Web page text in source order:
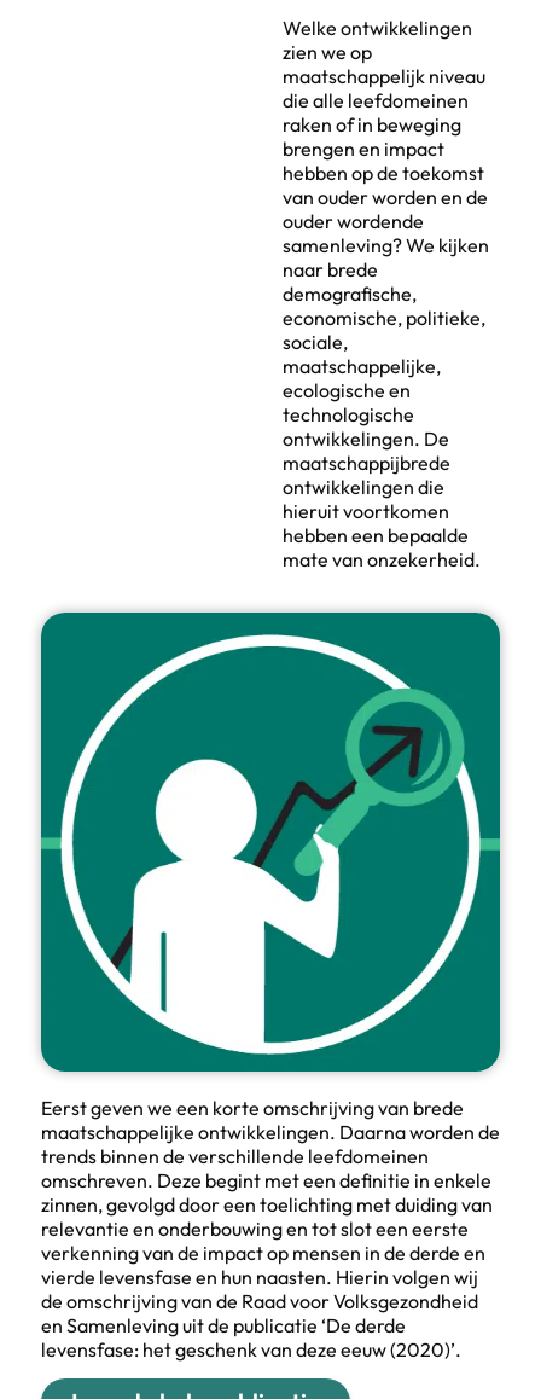
Welke ontwikkelingen
zien we op
maatschappelijk niveau
die alle leefdomeinen
raken of in beweging
brengen en impact
hebben op de toekomst
van ouder worden en de
ouder wordende
samenleving? We kijken
naar brede
demografische,
economische, politieke,
sociale,
maatschappelijke,
ecologische en
technologische
ontwikkelingen. De
maatschappijbrede
ontwikkelingen die
hieruit voortkomen
hebben een bepaalde
mate van onzekerheid.
Eerst geven we een korte omschrijving van brede
maatschappelijke ontwikkelingen. Daarna worden de
trends binnen de verschillende leefdomeinen
omschreven. Deze begint met een definitie in enkele
zinnen, gevolgd door een toelichting met duiding van
relevantie en onderbouwing en tot slot een eerste
verkenning van de impact op mensen in de derde en
vierde levensfase en hun naasten. Hierin volgen wij
de omschrijving van de Raad voor Volksgezondheid
en Samenleving uit de publicatie ‘De derde
levensfase: het geschenk van deze eeuw (2020)’.